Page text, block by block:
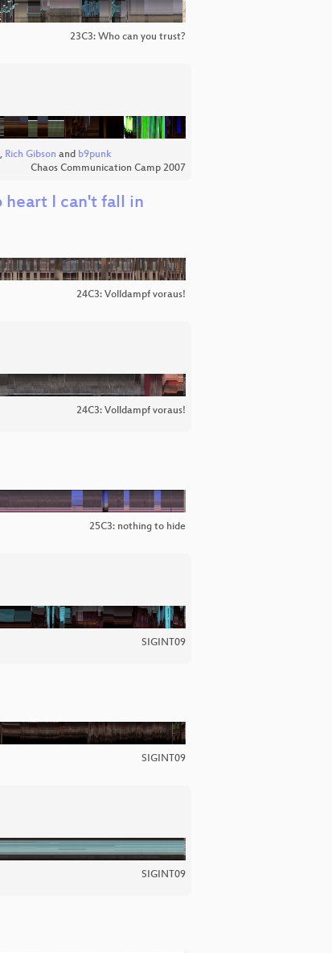
23C3: Who can you trust?
, Rich Gibson and b9punk
Chaos Communication Camp 2007
heart I can't fall in
24C3: Volldampf voraus!
24C3: Volldampf voraus!
25C3: nothing to hide
SIGINT09
SIGINT09
SIGINT09